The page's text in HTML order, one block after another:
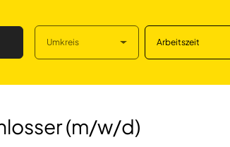
Finden Umkreis Arbeitszeit
Erkelenz
(m/w/d)